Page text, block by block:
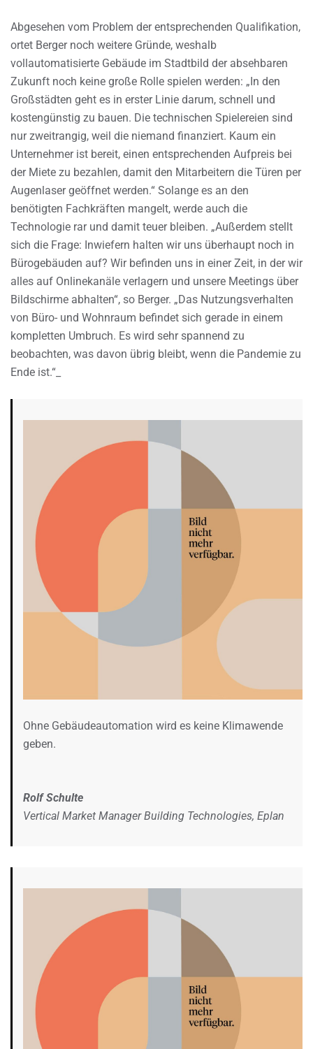
Abgesehen vom Problem der entsprechenden Qualifikation,
ortet Berger noch weitere Gründe, weshalb
vollautomatisierte Gebäude im Stadtbild der absehbaren
Zukunft noch keine große Rolle spielen werden: „In den
Großstädten geht es in erster Linie darum, schnell und
kostengünstig zu bauen. Die technischen Spielereien sind
nur zweitrangig, weil die niemand finanziert. Kaum ein
Unternehmer ist bereit, einen entsprechenden Aufpreis bei
der Miete zu bezahlen, damit den Mitarbeitern die Türen per
Augenlaser geöffnet werden.“ Solange es an den
benötigten Fachkräften mangelt, werde auch die
Technologie rar und damit teuer bleiben. „Außerdem stellt
sich die Frage: Inwiefern halten wir uns überhaupt noch in
Bürogebäuden auf? Wir befinden uns in einer Zeit, in der wir
alles auf Onlinekanäle verlagern und unsere Meetings über
Bildschirme abhalten“, so Berger. „Das Nutzungsverhalten
von Büro- und Wohnraum befindet sich gerade in einem
kompletten Umbruch. Es wird sehr spannend zu
beobachten, was davon übrig bleibt, wenn die Pandemie zu
Ende ist.“_
Ohne Gebäudeautomation wird es keine Klimawende
geben.
Rolf Schulte
Vertical Market Manager Building Technologies, Eplan